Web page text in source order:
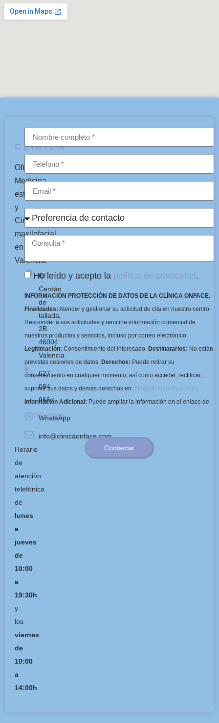
CLÍNICA
Oftalmología,
Medicina
estética
y
Cirugía
maxilofacial
en
Valencia.
C/
Cerdán
de
tallada,
2B
46004
Valencia
627
084
966
WhatsApp
info@clinicaonface.com
Horario
de
atención
telefónica
de
lunes
a
jueves
de
10:00
a
19:30h.
y
los
viernes
de
10:00
a
14:00h.
He leído y acepto la política de privacidad .
INFORMACIÓN PROTECCIÓN DE DATOS DE LA CLÍNICA ONFACE.
Finalidades: Atender y gestionar su solicitud de cita en nuestro centro.
Responder a sus solicitudes y remitirle información comercial de
nuestros productos y servicios, incluso por correo electrónico.
Legitimación: Consentimiento del interesado. Destinatarios: No están
previstas cesiones de datos. Derechos: Puede retirar su
consentimiento en cualquier momento, así como acceder, rectificar,
suprimir sus datos y demás derechos en info@clinicaonface.com.
Información Adicional: Puede ampliar la información en el enlace de
Avisos Legales.
Contactar